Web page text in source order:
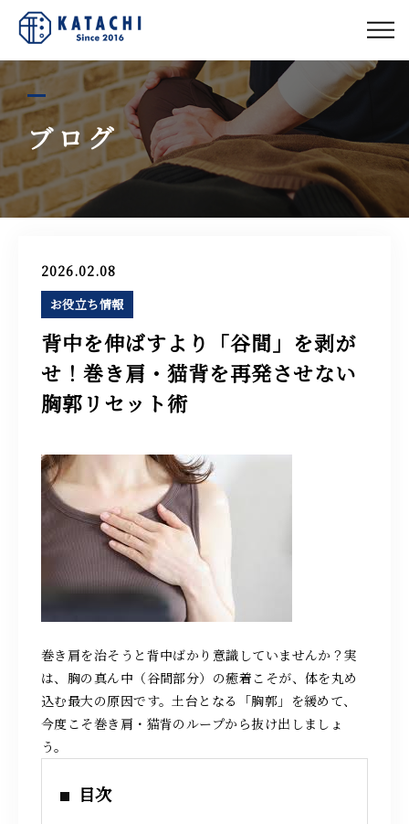
ブログ
2026.02.08
お役立ち情報
背中を伸ばすより「谷間」を剥が
せ！巻き肩・猫背を再発させない
胸郭リセット術
巻き肩を治そうと背中ばかり意識していませんか？実
は、胸の真ん中（谷間部分）の癒着こそが、体を丸め
込む最大の原因です。土台となる「胸郭」を緩めて、
今度こそ巻き肩・猫背のループから抜け出しましょ
う。
目次
私たちについて
コース紹介
アクセス
087-808-8818
営業時間 10：00～22：00
（最終スタート時間〈月～土曜日〉20：00〈日曜日〉19：00）
施術のご予約